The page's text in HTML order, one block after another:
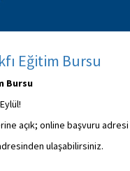
Eğitim Bursu
Bursu
açık; online başvuru adresi
ulaşabilirsiniz.